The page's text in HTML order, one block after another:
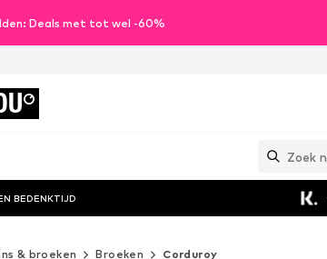
Deals met tot wel -60%
BEDENKTIJD
& broeken Broeken Corduroy